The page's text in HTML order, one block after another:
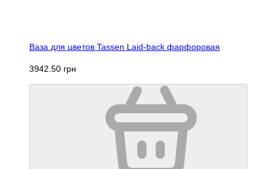
Ваза для цветов Tassen Laid-back фарфоровая
3942.50 грн